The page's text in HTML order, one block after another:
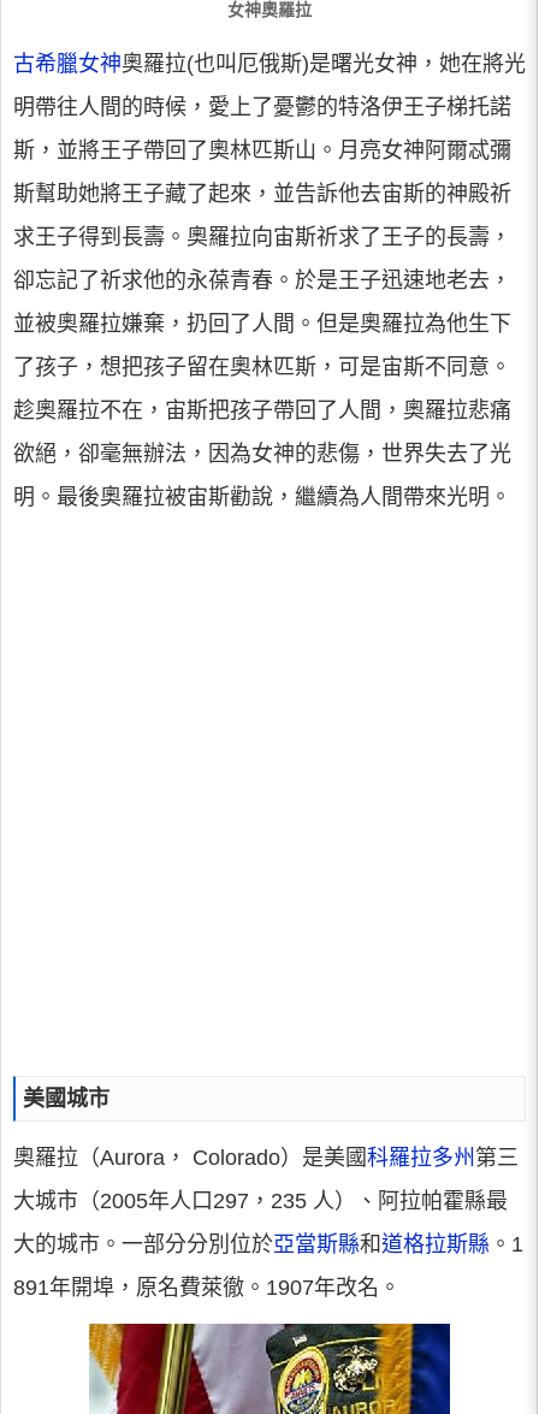
女神奧羅拉
古希臘女神奧羅拉(也叫厄俄斯)是曙光女神，她在將光
明帶往人間的時候，愛上了憂鬱的特洛伊王子梯托諾
斯，並將王子帶回了奧林匹斯山。月亮女神阿爾忒彌
斯幫助她將王子藏了起來，並告訴他去宙斯的神殿祈
求王子得到長壽。奧羅拉向宙斯祈求了王子的長壽，
卻忘記了祈求他的永葆青春。於是王子迅速地老去，
並被奧羅拉嫌棄，扔回了人間。但是奧羅拉為他生下
了孩子，想把孩子留在奧林匹斯，可是宙斯不同意。
趁奧羅拉不在，宙斯把孩子帶回了人間，奧羅拉悲痛
欲絕，卻毫無辦法，因為女神的悲傷，世界失去了光
明。最後奧羅拉被宙斯勸說，繼續為人間帶來光明。
美國城市
奧羅拉（Aurora， Colorado）是美國科羅拉多州 第三
大城市（2005年人口297，235 人）、阿拉帕霍縣最
大的城市。一部分分別位於亞當斯縣和道格拉斯縣 。1
891年開埠，原名費萊徹。1907年改名。